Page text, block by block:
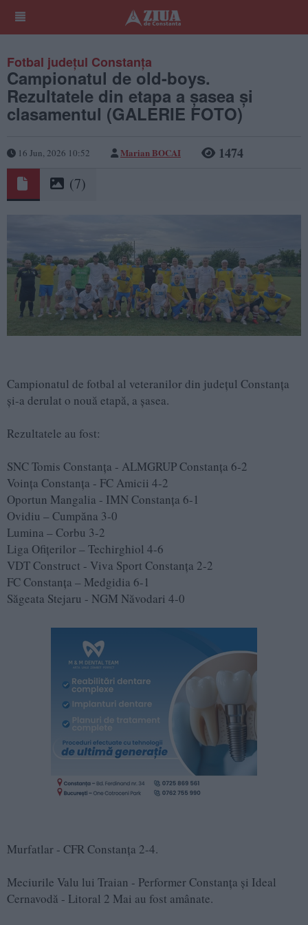
Fotbal județul Constanța
Campionatul de old-boys.
Rezultatele din etapa a șasea și
clasamentul (GALERIE FOTO)
16 Jun, 2026 10:52 Marian BOCAI 1474
(7)
Campionatul de fotbal al veteranilor din județul Constanța
și-a derulat o nouă etapă, a șasea.
Rezultatele au fost:
SNC Tomis Constanța - ALMGRUP Constanța 6-2
Voința Constanța - FC Amicii 4-2
Oportun Mangalia - IMN Constanța 6-1
Ovidiu – Cumpăna 3-0
Lumina – Corbu 3-2
Liga Ofițerilor – Techirghiol 4-6
VDT Construct - Viva Sport Constanța 2-2
FC Constanța – Medgidia 6-1
Săgeata Stejaru - NGM Năvodari 4-0
Murfatlar - CFR Constanța 2-4.
Meciurile Valu lui Traian - Performer Constanța și Ideal
Cernavodă - Litoral 2 Mai au fost amânate.